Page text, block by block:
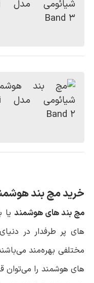
خرید مچ بند
مچ بند های هوشمند یا
های پر طرفدار در
مختلفی بهره‌مند
های هوشمند را می‌توان